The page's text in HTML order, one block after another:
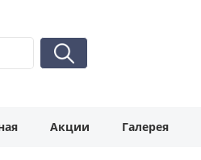
Акции Галерея